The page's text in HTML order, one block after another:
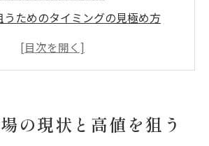
うためのタイミングの見極め方
向を理解するための情報収集術
ンとオフライン市場の活用法
ウイスキーの買取で高値を引き出
の現状と高値を狙う